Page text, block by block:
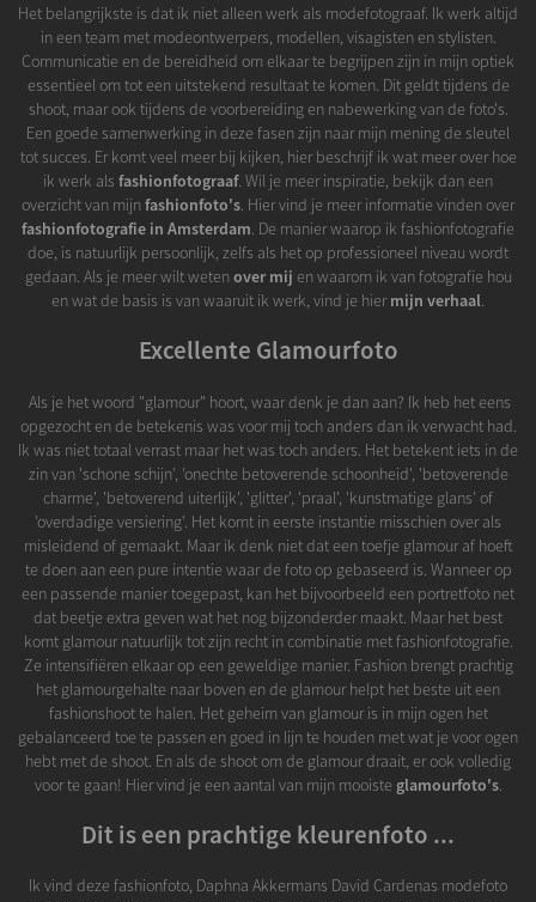
Het belangrijkste is dat ik niet alleen werk als modefotograaf. Ik werk altijd
in een team met modeontwerpers, modellen, visagisten en stylisten.
Communicatie en de bereidheid om elkaar te begrijpen zijn in mijn optiek
essentieel om tot een uitstekend resultaat te komen. Dit geldt tijdens de
shoot, maar ook tijdens de voorbereiding en nabewerking van de foto's.
Een goede samenwerking in deze fasen zijn naar mijn mening de sleutel
tot succes. Er komt veel meer bij kijken, hier beschrijf ik wat meer over hoe
ik werk als fashionfotograaf. Wil je meer inspiratie, bekijk dan een
overzicht van mijnfashionfoto's. Hier vind je meer informatie vinden over
fashionfotografie in Amsterdam. De manier waarop ik fashionfotografie
doe, is natuurlijk persoonlijk, zelfs als het op professioneel niveau wordt
gedaan. Als je meer wilt wetenover mij en waarom ik van fotografie hou
en wat de basis is van waaruit ik werk, vind je hiermijn verhaal.
Excellente Glamourfoto
Als je het woord "glamour" hoort, waar denk je dan aan? Ik heb het eens
opgezocht en de betekenis was voor mij toch anders dan ik verwacht had.
Ik was niet totaal verrast maar het was toch anders. Het betekent iets in de
zin van 'schone schijn', 'onechte betoverende schoonheid', 'betoverende
charme', 'betoverend uiterlijk', 'glitter', 'praal', 'kunstmatige glans' of
'overdadige versiering'. Het komt in eerste instantie misschien over als
misleidend of gemaakt. Maar ik denk niet dat een toefje glamour af hoeft
te doen aan een pure intentie waar de foto op gebaseerd is. Wanneer op
een passende manier toegepast, kan het bijvoorbeeld een portretfoto net
dat beetje extra geven wat het nog bijzonderder maakt. Maar het best
komt glamour natuurlijk tot zijn recht in combinatie met fashionfotografie.
Ze intensifiëren elkaar op een geweldige manier. Fashion brengt prachtig
het glamourgehalte naar boven en de glamour helpt het beste uit een
fashionshoot te halen. Het geheim van glamour is in mijn ogen het
gebalanceerd toe te passen en goed in lijn te houden met wat je voor ogen
hebt met de shoot. En als de shoot om de glamour draait, er ook volledig
voor te gaan! Hier vind je een aantal van mijn mooiste glamourfoto's.
Dit is een prachtige kleurenfoto ...
Ik vind deze fashionfoto, Daphna Akkermans David Cardenas modefoto